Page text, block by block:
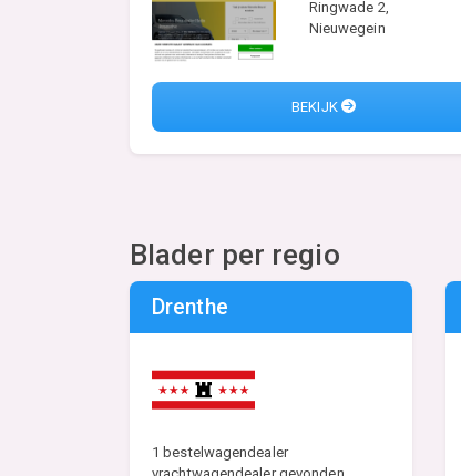
Ringwade 2,
Nieuwegein
BEKIJK
Blader per regio
Drenthe
1 bestelwagendealer